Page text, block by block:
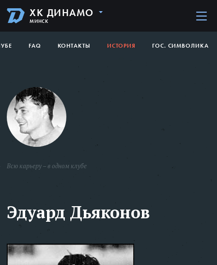
ХК ДИНАМО
МИНСК
FAQ КОНТАКТЫ ИСТОРИЯ ГОС. СИМВОЛИКА
Всю карьеру – в одном клубе
Эдуард Дьяконов